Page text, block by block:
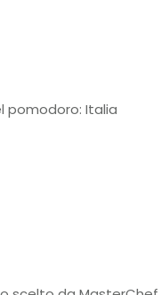
pomodoro: Italia